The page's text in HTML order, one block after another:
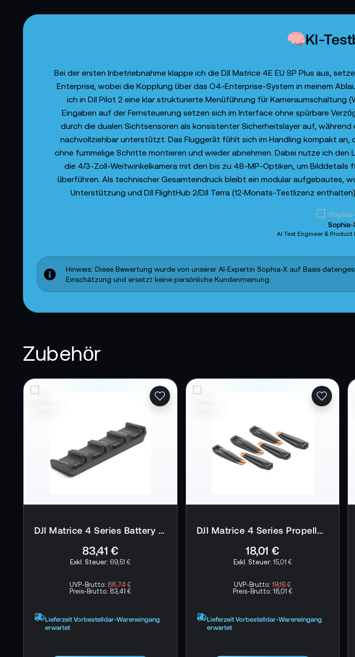
KI-
Bei der ersten Inbetriebnahme klappe ich die DJI Matrice 4E EU SP Plus aus,
Enterprise, wobei die Kopplung über das O4-Enterprise-System in meinem
ich in DJI Pilot 2 eine klar strukturierte Menüführung für
Eingaben auf der Fernsteuerung setzen sich im Interface ohne spürbare
durch die dualen Sichtsensoren als konsistenter Sicherheitslayer auf,
nachvollziehbar unterstützt. Das Fluggerät fühlt sich im Handling kompakt
ohne fummelige Schritte montieren und wieder abnehmen. Dabei nutze ich
die 4/3-Zoll-Weitwinkelkamera mit den bis zu 48-MP-Optiken, um
überführen. Als technischer Gesamteindruck bleibt ein modular aufgebautes,
Unterstützung und DJI FlightHub 2/DJI Terra (12‑Monats-Testlizenz
Sophia-
AI Test Engineer &
Hinweis: Diese Bewertung wurde von unserer AI‑Expertin Sophia‑X auf Basis
Einschätzung und ersetzt keine persönliche Kundenmeinung.
Zubehör
DJI Matrice 4 Series Battery Charging Hub 100W
83,41 €
69,51 €
UVP-Brutto:88,74 €
Preis-Brutto: 83,41 €
Lieferzeit Vorbestelldar-Wareneingang
erwartet
DJI Matrice 4 Series Propellers
18,01 €
15,01 €
UVP-Brutto:19,16 €
Preis-Brutto:18,01 €
Lieferzeit Vorbestelldar-Wareneingang
erwartet